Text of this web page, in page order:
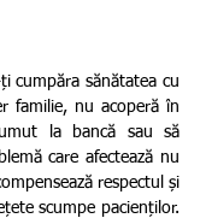
familie, nu acoperă în
la bancă sau să
care afectează nu
respectul și
scumpe pacienților.